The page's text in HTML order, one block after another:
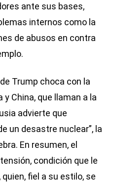
ante sus bases,
internos como la
de abusos en contra
Trump choca con la
y China, que llaman a la
advierte que
un desastre nuclear”, la
En resumen, el
condición que le
fiel a su estilo, se